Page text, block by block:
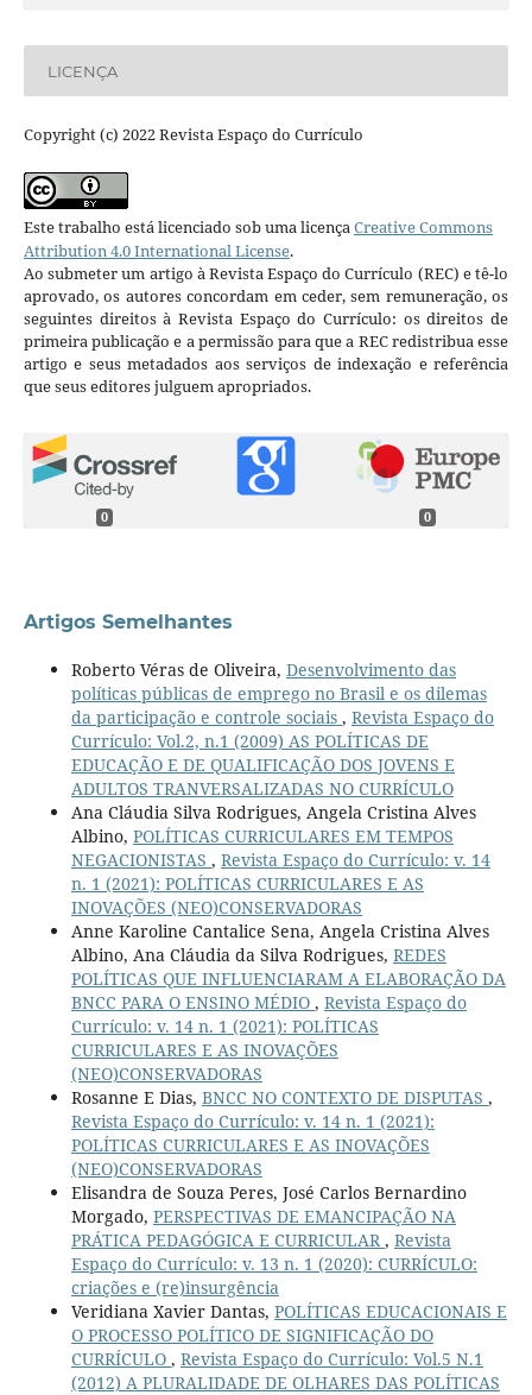
LICENÇA
Copyright (c) 2022 Revista Espaço do Currículo
Este trabalho está licenciado sob uma licençaCreative Commons
Attribution 4.0 International License.
Ao submeter um artigo à Revista Espaço do Currículo (REC) e tê-lo
aprovado, os autores concordam em ceder, sem remuneração, os
seguintes direitos à Revista Espaço do Currículo: os direitos de
primeira publicação e a permissão para que a REC redistribua esse
artigo e seus metadados aos serviços de indexação e referência
que seus editores julguem apropriados.
0 0
Artigos Semelhantes
Roberto Véras de Oliveira, Desenvolvimento das
políticas públicas de emprego no Brasil e os dilemas
da participação e controle sociais , Revista Espaço do
Currículo: Vol.2, n.1 (2009) AS POLÍTICAS DE
EDUCAÇÃO E DE QUALIFICAÇÃO DOS JOVENS E
ADULTOS TRANVERSALIZADAS NO CURRÍCULO
Ana Cláudia Silva Rodrigues, Angela Cristina Alves
Albino, POLÍTICAS CURRICULARES EM TEMPOS
NEGACIONISTAS , Revista Espaço do Currículo: v. 14
n. 1 (2021): POLÍTICAS CURRICULARES E AS
INOVAÇÕES (NEO)CONSERVADORAS
Anne Karoline Cantalice Sena, Angela Cristina Alves
Albino, Ana Cláudia da Silva Rodrigues, REDES
POLÍTICAS QUE INFLUENCIARAM A ELABORAÇÃO DA
BNCC PARA O ENSINO MÉDIO , Revista Espaço do
Currículo: v. 14 n. 1 (2021): POLÍTICAS
CURRICULARES E AS INOVAÇÕES
(NEO)CONSERVADORAS
Rosanne E Dias, BNCC NO CONTEXTO DE DISPUTAS ,
Revista Espaço do Currículo: v. 14 n. 1 (2021):
POLÍTICAS CURRICULARES E AS INOVAÇÕES
(NEO)CONSERVADORAS
Elisandra de Souza Peres, José Carlos Bernardino
Morgado, PERSPECTIVAS DE EMANCIPAÇÃO NA
PRÁTICA PEDAGÓGICA E CURRICULAR, Revista
Espaço do Currículo: v. 13 n. 1 (2020): CURRÍCULO:
criações e (re)insurgência
Veridiana Xavier Dantas, POLÍTICAS EDUCACIONAIS E
O PROCESSO POLÍTICO DE SIGNIFICAÇÃO DO
CURRÍCULO , Revista Espaço do Currículo: Vol.5 N.1
(2012) A PLURALIDADE DE OLHARES DAS POLÍTICAS